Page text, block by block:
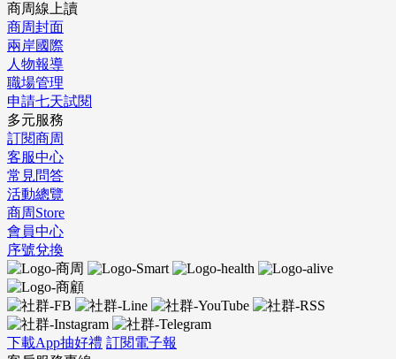
商周線上讀
商周封面
兩岸國際
人物報導
職場管理
申請七天試閱
多元服務
訂閱商周
客服中心
常見問答
活動總覽
商周Store
會員中心
序號兌換
下載App抽好禮 訂閱電子報